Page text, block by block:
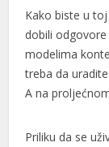
Kako biste u
dobili
modelima
treba da
A na
Priliku da se